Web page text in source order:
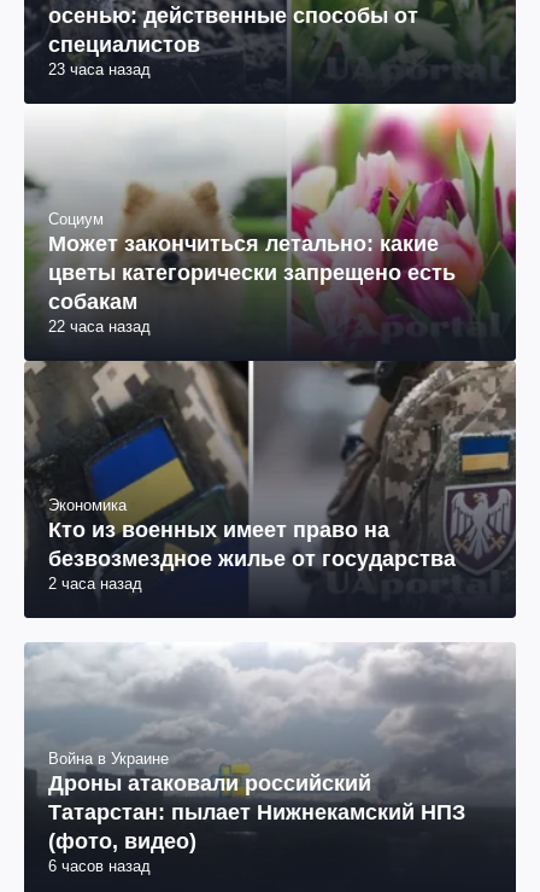
осенью: действенные способы от
специалистов
23 часа назад
Социум
Может закончиться летально: какие
цветы категорически запрещено есть
собакам
22 часа назад
Экономика
Кто из военных имеет право на
безвозмездное жилье от государства
2 часа назад
Война в Украине
Дроны атаковали российский
Татарстан: пылает Нижнекамский НПЗ
(фото, видео)
6 часов назад